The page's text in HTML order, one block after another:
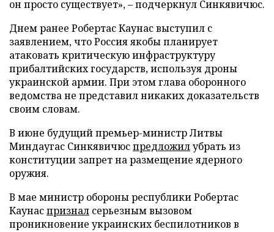
он просто существует», – подчеркнул Синкявичюс.
Днем ранее Робертас Каунас выступил с
заявлением, что Россия якобы планирует
атаковать критическую инфраструктуру
прибалтийских государств, используя дроны
украинской армии. При этом глава оборонного
ведомства не представил никаких доказательств
своим словам.
В июне будущий премьер-министр Литвы
Миндаугас Синкявичюспредложилубрать из
конституции запрет на размещение ядерного
оружия.
В мае министр обороны республики Робертас
Каунаспризнал серьезным вызовом
проникновение украинских беспилотников в